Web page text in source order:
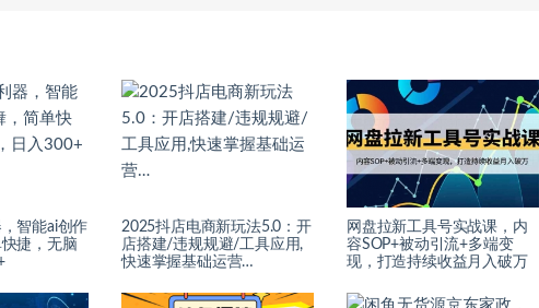
智能ai创作
捷，无脑
2025抖店电商新玩法5.0：开
店搭建/违规规避/工具应用,
快速掌握基础运营…
网盘拉新工具号实战课，内
容SOP+被动引流+多端变
现，打造持续收益月入破万